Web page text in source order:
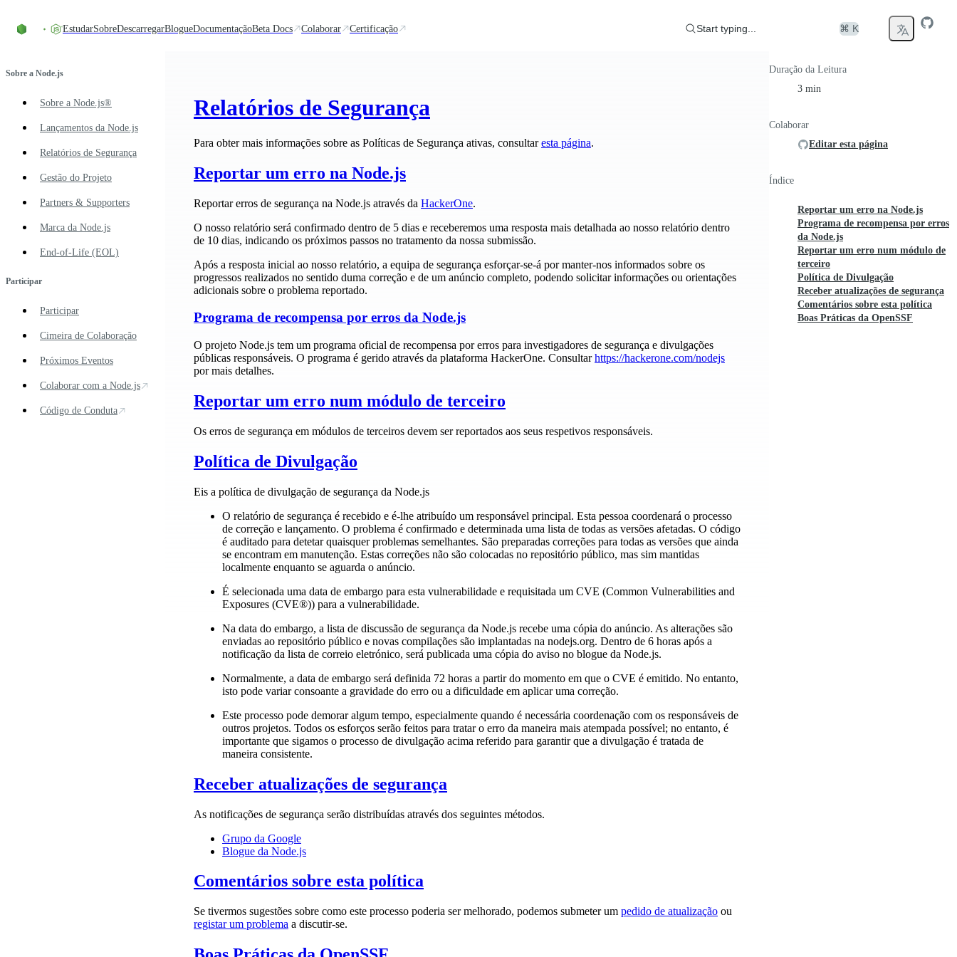
EstudarSobreDescarregarBlogueDocumentaçãoBeta Docs Colaborar Certificação Start typing... ⌘ K
Sobre a Node.js
Sobre a Node.js®
Lançamentos da Node.js
Relatórios de Segurança
Gestão do Projeto
Partners & Supporters
Marca da Node.js
End-of-Life (EOL)
Participar
Participar
Cimeira de Colaboração
Próximos Eventos
Colaborar com a Node.js
Código de Conduta
Relatórios de Segurança
Para obter mais informações sobre as Políticas de Segurança ativas, consultaresta página.
Reportar um erro na Node.js
Reportar erros de segurança na Node.js através da HackerOne.
O nosso relatório será confirmado dentro de 5 dias e receberemos uma resposta mais detalhada ao nosso relatório dentro
de 10 dias, indicando os próximos passos no tratamento da nossa submissão.
Após a resposta inicial ao nosso relatório, a equipa de segurança esforçar-se-á por manter-nos informados sobre os
progressos realizados no sentido duma correção e de um anúncio completo, podendo solicitar informações ou orientações
adicionais sobre o problema reportado.
Programa de recompensa por erros da Node.js
O projeto Node.js tem um programa oficial de recompensa por erros para investigadores de segurança e divulgações
públicas responsáveis. O programa é gerido através da plataforma HackerOne. Consultarhttps://hackerone.com/nodejs
por mais detalhes.
Reportar um erro num módulo de terceiro
Os erros de segurança em módulos de terceiros devem ser reportados aos seus respetivos responsáveis.
Política de Divulgação
Eis a política de divulgação de segurança da Node.js
O relatório de segurança é recebido e é-lhe atribuído um responsável principal. Esta pessoa coordenará o processo
de correção e lançamento. O problema é confirmado e determinada uma lista de todas as versões afetadas. O código
é auditado para detetar quaisquer problemas semelhantes. São preparadas correções para todas as versões que ainda
se encontram em manutenção. Estas correções não são colocadas no repositório público, mas sim mantidas
localmente enquanto se aguarda o anúncio.
É selecionada uma data de embargo para esta vulnerabilidade e requisitada um CVE (Common Vulnerabilities and
Exposures (CVE®)) para a vulnerabilidade.
Na data do embargo, a lista de discussão de segurança da Node.js recebe uma cópia do anúncio. As alterações são
enviadas ao repositório público e novas compilações são implantadas na nodejs.org. Dentro de 6 horas após a
notificação da lista de correio eletrónico, será publicada uma cópia do aviso no blogue da Node.js.
Normalmente, a data de embargo será definida 72 horas a partir do momento em que o CVE é emitido. No entanto,
isto pode variar consoante a gravidade do erro ou a dificuldade em aplicar uma correção.
Este processo pode demorar algum tempo, especialmente quando é necessária coordenação com os responsáveis de
outros projetos. Todos os esforços serão feitos para tratar o erro da maneira mais atempada possível; no entanto, é
importante que sigamos o processo de divulgação acima referido para garantir que a divulgação é tratada de
maneira consistente.
Receber atualizações de segurança
As notificações de segurança serão distribuídas através dos seguintes métodos.
Grupo da Google
Blogue da Node.js
Comentários sobre esta política
Se tivermos sugestões sobre como este processo poderia ser melhorado, podemos submeter um pedido de atualização ou
registar um problema a discutir-se.
Duração da Leitura
3 min
Colaborar
Editar esta página
Índice
Reportar um erro na Node.js
Programa de recompensa por erros
da Node.js
Reportar um erro num módulo de
terceiro
Política de Divulgação
Receber atualizações de segurança
Comentários sobre esta política
Boas Práticas da OpenSSF